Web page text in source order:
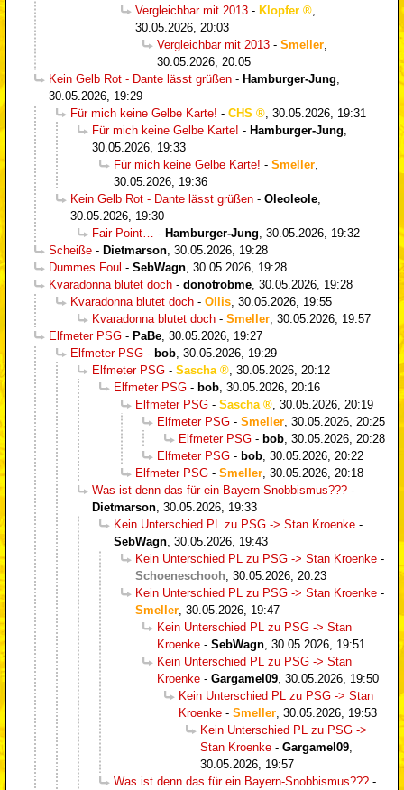
Vergleichbar mit 2013 - Klopfer
30.05.2026, 20:03
Vergleichbar mit 2013 - Smeller
30.05.2026, 20:05
Kein Gelb Rot - Dante lässt grüßen - Hamburger-Jung
30.05.2026, 19:29
Für mich keine Gelbe Karte! - CHS
30.05.2026, 19:31
Für mich keine Gelbe Karte! - Hamburger-Jung
30.05.2026, 19:33
Für mich keine Gelbe Karte! - Smeller
30.05.2026, 19:36
Kein Gelb Rot - Dante lässt grüßen - Oleoleole
30.05.2026, 19:30
Fair Point…
- Hamburger-Jung 30.05.2026, 19:32
Scheiße - Dietmarson 30.05.2026, 19:28
Dummes Foul - SebWagn 30.05.2026, 19:28
Kvaradonna blutet doch - donotrobme 30.05.2026, 19:28
Kvaradonna blutet doch - Ollis 30.05.2026, 19:55
Kvaradonna blutet doch - Smeller 30.05.2026, 19:57
Elfmeter PSG - PaBe 30.05.2026, 19:27
Elfmeter PSG - bob 30.05.2026, 19:29
Elfmeter PSG - Sascha
30.05.2026, 20:12
Elfmeter PSG - bob 30.05.2026, 20:16
Elfmeter PSG - Sascha
30.05.2026, 20:19
Elfmeter PSG - Smeller 30.05.2026, 20:25
Elfmeter PSG - bob 30.05.2026, 20:28
Elfmeter PSG - bob 30.05.2026, 20:22
Elfmeter PSG - Smeller 30.05.2026, 20:18
Was ist denn das für ein Bayern-Snobbismus??? -
Dietmarson 30.05.2026, 19:33
Kein Unterschied PL zu PSG -> Stan Kroenke -
SebWagn 30.05.2026, 19:43
Kein Unterschied PL zu PSG -> Stan Kroenke -
Schoeneschooh 30.05.2026, 20:23
Kein Unterschied PL zu PSG -> Stan Kroenke -
Smeller 30.05.2026, 19:47
Kein Unterschied PL zu PSG -> Stan
Kroenke - SebWagn 30.05.2026, 19:51
Kein Unterschied PL zu PSG -> Stan
Kroenke - Gargamel09 30.05.2026, 19:50
Kein Unterschied PL zu PSG -> Stan
Kroenke - Smeller 30.05.2026, 19:53
Kein Unterschied PL zu PSG ->
Stan Kroenke - Gargamel09
30.05.2026, 19:57
Was ist denn das für ein Bayern-Snobbismus??? -